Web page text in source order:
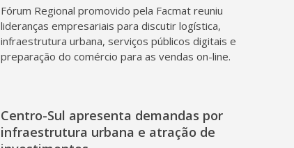
Fórum Regional promovido pela Facmat reuniu
lideranças empresariais para discutir logística,
infraestrutura urbana, serviços públicos digitais e
preparação do comércio para as vendas on-line.
Centro-Sul apresenta demandas por
infraestrutura urbana e atração de